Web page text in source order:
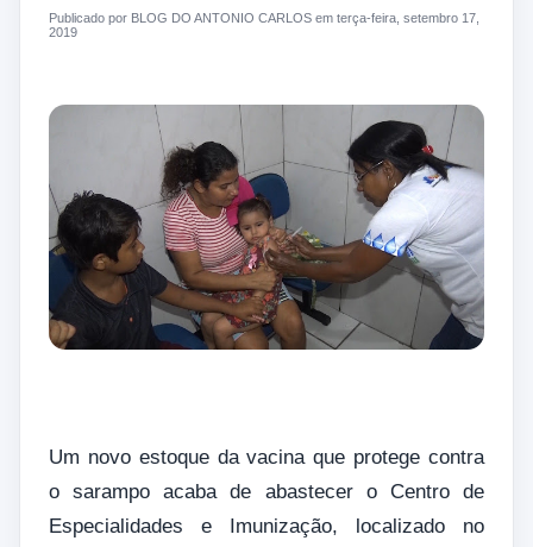
Publicado por BLOG DO ANTONIO CARLOS em terça-feira, setembro 17,
2019
Um novo estoque da vacina que protege contra
o sarampo acaba de abastecer o Centro de
Especialidades e Imunização, localizado no